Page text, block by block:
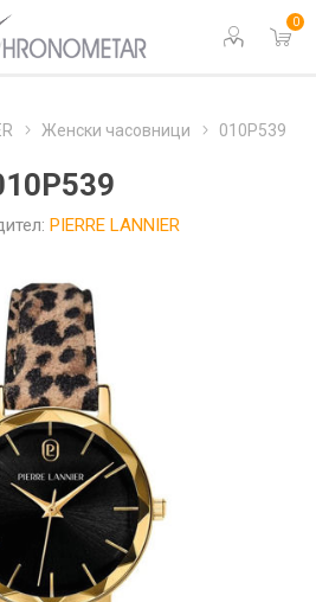
0
Женски часовници 010P539
PIERRE LANNIER